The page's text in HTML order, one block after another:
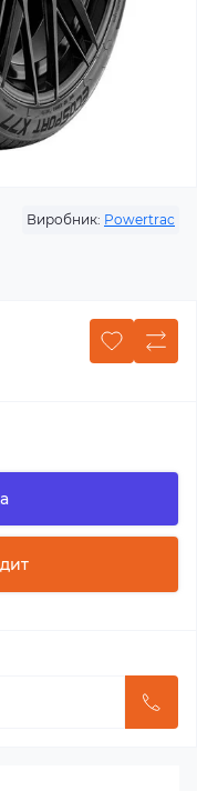
Виробник: Powertrac